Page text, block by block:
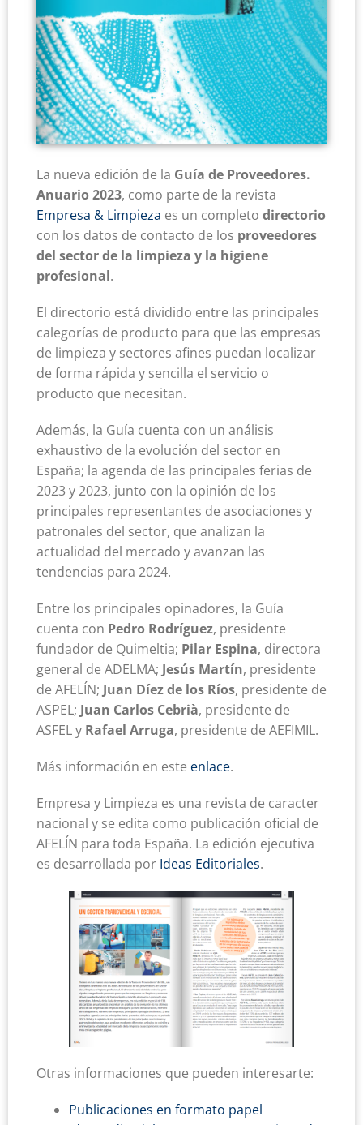
La nueva edición de la Guía de Proveedores.
Anuario 2023, como parte de la revista
Empresa & Limpieza es un completo directorio
con los datos de contacto de los proveedores
del sector de la limpieza y la higiene
profesional.
El directorio está dividido entre las principales
calegorías de producto para que las empresas
de limpieza y sectores afines puedan localizar
de forma rápida y sencilla el servicio o
producto que necesitan.
Además, la Guía cuenta con un análisis
exhaustivo de la evolución del sector en
España; la agenda de las principales ferias de
2023 y 2023, junto con la opinión de los
principales representantes de asociaciones y
patronales del sector, que analizan la
actualidad del mercado y avanzan las
tendencias para 2024.
Entre los principales opinadores, la Guía
cuenta con Pedro Rodríguez, presidente
fundador de Quimeltia; Pilar Espina, directora
general de ADELMA; Jesús Martín, presidente
de AFELÍN; Juan Díez de los Ríos, presidente de
ASPEL; Juan Carlos Cebrià, presidente de
ASFEL y Rafael Arruga, presidente de AEFIMIL.
Más información en este enlace.
Empresa y Limpieza es una revista de caracter
nacional y se edita como publicación oficial de
AFELÍN para toda España. La edición ejecutiva
es desarrollada por Ideas Editoriales.
Otras informaciones que pueden interesarte:
Publicaciones en formato papel